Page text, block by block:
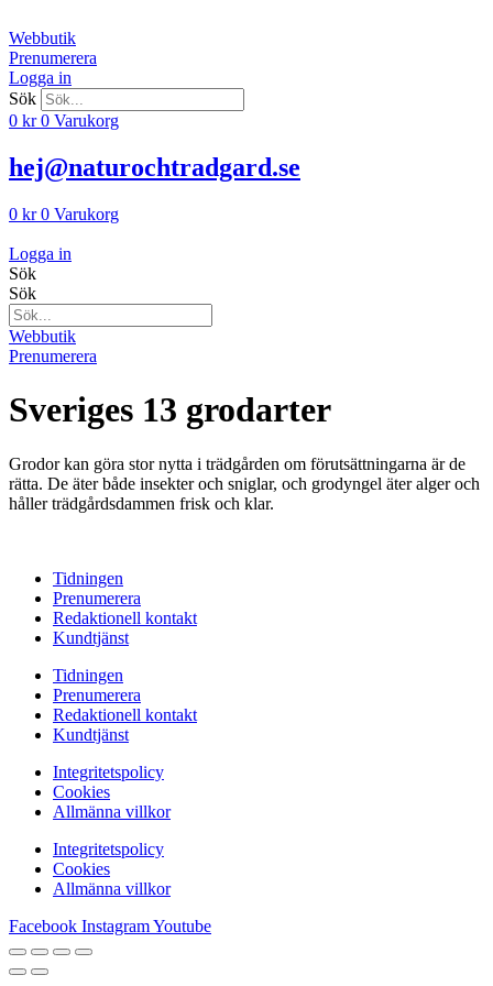
till
innehåll
Webbutik
Prenumerera
Logga in
Sök
0 kr 0 Varukorg
hej@naturochtradgard.se
0 kr 0 Varukorg
Logga in
Sök
Sök
Webbutik
Prenumerera
Sveriges 13 grodarter
Grodor kan göra stor nytta i trädgården om förutsättningarna är de
rätta. De äter både insekter och sniglar, och grodyngel äter alger och
håller trädgårdsdammen frisk och klar.
Tidningen
Prenumerera
Redaktionell kontakt
Kundtjänst
Tidningen
Prenumerera
Redaktionell kontakt
Kundtjänst
Integritetspolicy
Cookies
Allmänna villkor
Integritetspolicy
Cookies
Allmänna villkor
Facebook InstagramYoutube